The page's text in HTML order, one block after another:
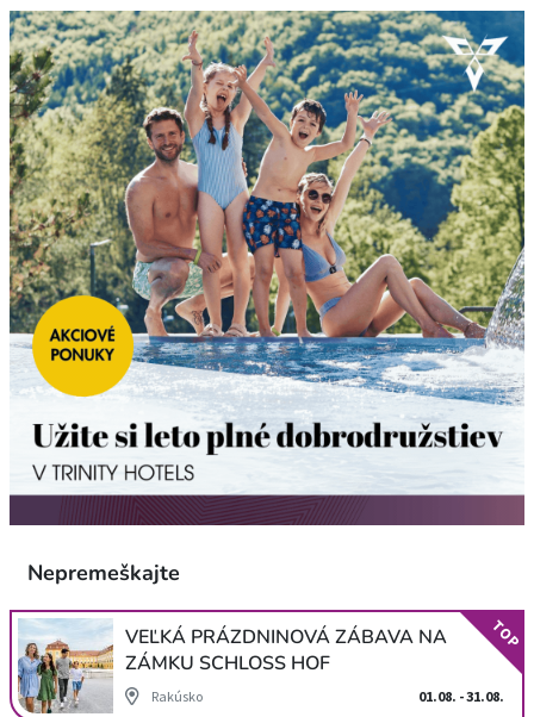
Nepremeškajte
VEĽKÁ PRÁZDNINOVÁ ZÁBAVA NA
ZÁMKU SCHLOSS HOF
Rakúsko 01.08. - 31.08.
TOP